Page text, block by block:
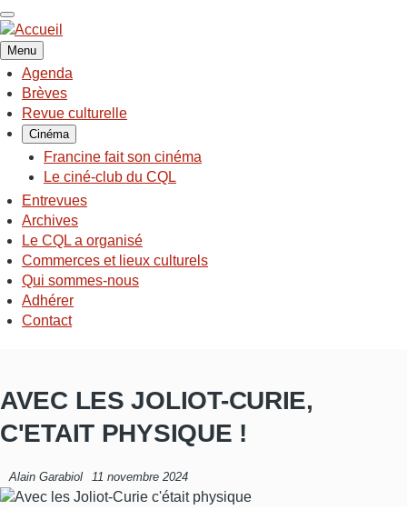
Aller
au
contenu
principal
Menu
NAVIGATION
PRINCIPALE
Agenda
Brèves
Revue culturelle
Cinéma
Francine fait son cinéma
Le ciné-club du CQL
Entrevues
Archives
Le CQL a organisé
Commerces et lieux culturels
Qui sommes-nous
Adhérer
Contact
AVEC LES JOLIOT-CURIE,
C'ETAIT PHYSIQUE !
Alain Garabiol 11 novembre 2024